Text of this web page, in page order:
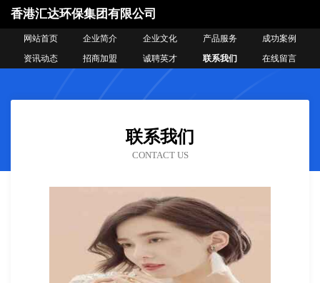
香港汇达环保集团有限公司
网站首页 企业简介 企业文化 产品服务
成功案例
资讯动态
招商加盟 诚聘英才 联系我们 在线留言
联系我们
CONTACT US